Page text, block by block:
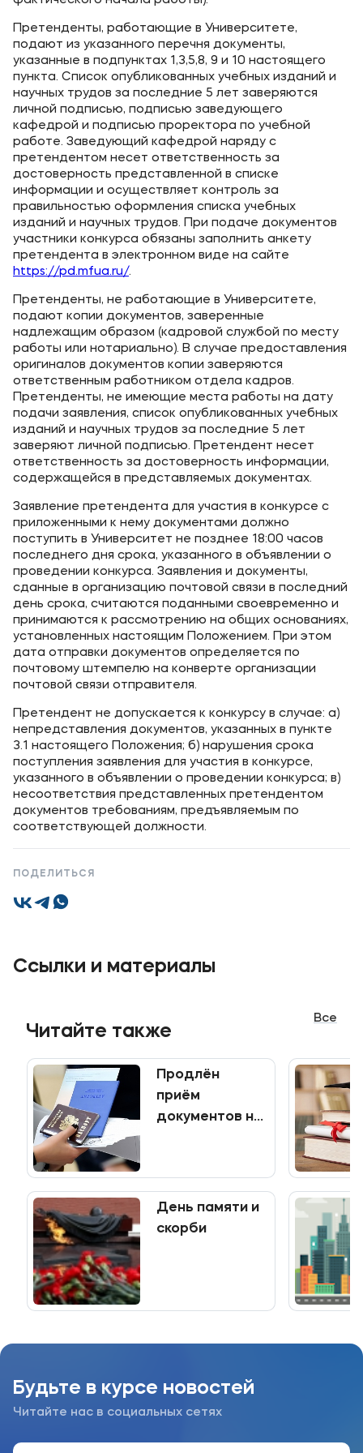
Претенденты, работающие в Университете,
подают из указанного перечня документы,
указанные в подпунктах 1,3,5,8, 9 и 10 настоящего
пункта. Список опубликованных учебных изданий и
научных трудов за последние 5 лет заверяются
личной подписью, подписью заведующего
кафедрой и подписью проректора по учебной
работе. Заведующий кафедрой наряду с
претендентом несет ответственность за
достоверность представленной в списке
информации и осуществляет контроль за
правильностью оформления списка учебных
изданий и научных трудов. При подаче документов
участники конкурса обязаны заполнить анкету
претендента в электронном виде на сайте
https://pd.mfua.ru/.
Претенденты, не работающие в Университете,
подают копии документов, заверенные
надлежащим образом (кадровой службой по месту
работы или нотариально). В случае предоставления
оригиналов документов копии заверяются
ответственным работником отдела кадров.
Претенденты, не имеющие места работы на дату
подачи заявления, список опубликованных учебных
изданий и научных трудов за последние 5 лет
заверяют личной подписью. Претендент несет
ответственность за достоверность информации,
содержащейся в представляемых документах.
Заявление претендента для участия в конкурсе с
приложенными к нему документами должно
поступить в Университет не позднее 18:00 часов
последнего дня срока, указанного в объявлении о
проведении конкурса. Заявления и документы,
сданные в организацию почтовой связи в последний
день срока, считаются поданными своевременно и
принимаются к рассмотрению на общих основаниях,
установленных настоящим Положением. При этом
дата отправки документов определяется по
почтовому штемпелю на конверте организации
почтовой связи отправителя.
Претендент не допускается к конкурсу в случае: а)
непредставления документов, указанных в пункте
3.1 настоящего Положения; б) нарушения срока
поступления заявления для участия в конкурсе,
указанного в объявлении о проведении конкурса; в)
несоответствия представленных претендентом
документов требованиям, предъявляемым по
соответствующей должности.
ПОДЕЛИТЬСЯ
Ссылки и материалы
Читайте также
Все
Продлён
приём
документов на
профессионального
образования
День памяти и
скорби
Будьте в курсе новостей
Читайте нас в социальных сетях